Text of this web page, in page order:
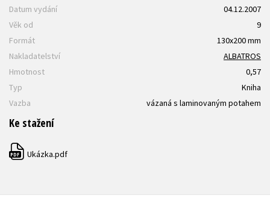
Datum vydání
04.12.2007
Věk od
9
Formát
130x200 mm
Nakladatelství
ALBATROS
Hmotnost
0,57
Typ
Kniha
Vazba
vázaná s laminovaným potahem
Ke stažení
PDF Ukázka.pdf